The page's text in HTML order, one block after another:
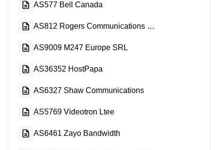
AS577 Bell Canada
AS812 Rogers Communications Canada Inc.
AS9009 M247 Europe SRL
AS36352 HostPapa
AS6327 Shaw Communications
AS5769 Videotron Ltee
AS6461 Zayo Bandwidth